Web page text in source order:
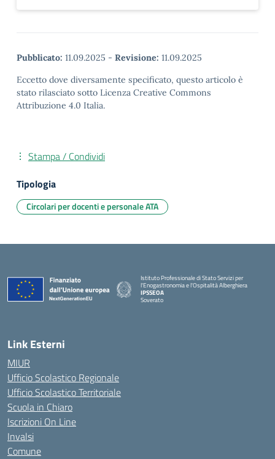
Pubblicato: 11.09.2025 - Revisione: 11.09.2025
Eccetto dove diversamente specificato, questo articolo è
stato rilasciato sotto Licenza Creative Commons
Attribuzione 4.0 Italia.
Stampa / Condividi
Tipologia
Circolari per docenti e personale ATA
Istituto Professionale di Stato Servizi per
l'Enogastronomia e l'Ospitalità Alberghiera
IPSSEOA
Soverato
Link Esterni
MIUR
Ufficio Scolastico Regionale
Ufficio Scolastico Territoriale
Scuola in Chiaro
Iscrizioni On Line
Invalsi
Comune